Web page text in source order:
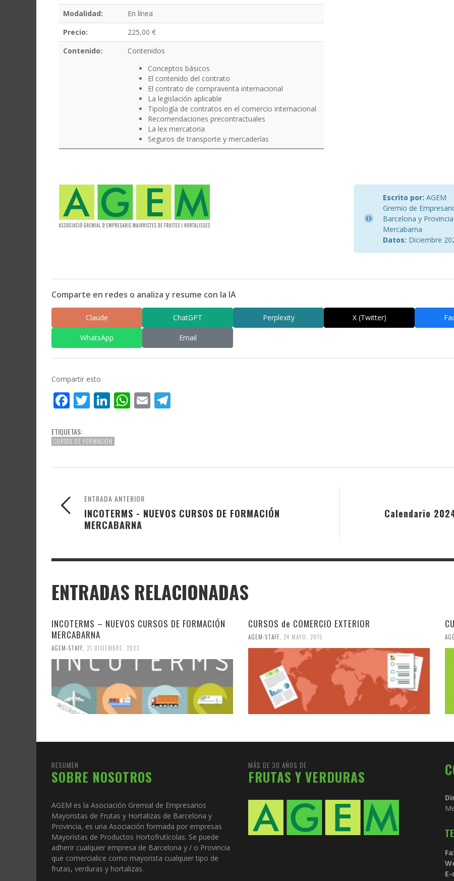
Modalidad:
En línea
Precio:
225,00 €
Contenido:
Contenidos
Conceptos básicos
El contenido del contrato
El contrato de compraventa internacional
La legislación aplicable
Tipología de contratos en el comercio internacional
Recomendaciones precontractuales
La lex mercatoria
Seguros de transporte y mercaderías
Escrito por: AGEM
Gremio de
Barcelona y Provincia
Mercabarna
Datos: Diciembre
Comparte en redes o analiza y resume con la IA
Claude ChatGPT Perplexity X (Twitter)
WhatsApp Email
Compartir esto
Facebook
Twitter
LinkedIn
WhatsApp
Email
ETIQUETAS:
CURSOS DE FORMACIÓN
Calendario
ENTRADA ANTERIOR
INCOTERMS - NUEVOS CURSOS DE FORMACIÓN
MERCABARNA
ENTRADAS RELACIONADAS
INCOTERMS – NUEVOS CURSOS DE FORMACIÓN
MERCABARNA
AGEM-STAFF 21 DICIEMBRE, 2023
CURSOS de COMERCIO EXTERIOR
AGEM-STAFF 24 MAYO, 2015
RESUMEN
SOBRE NOSOTROS
AGEM es la Asociación Gremial de Empresarios
Mayoristas de Frutas y Hortalizas de Barcelona y
Provincia, es una Asociación formada por empresas
Mayoristas de Productos Hortofrutícolas. Se puede
adherir cualquier empresa de Barcelona y / o Provincia
que comercialice como mayorista cualquier tipo de
frutas, verduras y hortalizas.
MÁS DE 30 AÑOS DE
FRUTAS Y VERDURAS